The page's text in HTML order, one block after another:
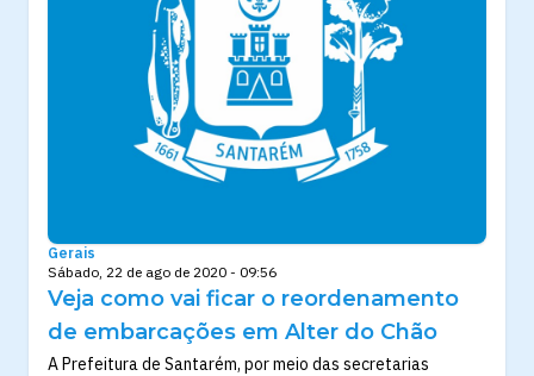
Gerais
Sábado, 22 de ago de 2020 - 09:56
Veja como vai ficar o reordenamento
de embarcações em Alter do Chão
A Prefeitura de Santarém, por meio das secretarias